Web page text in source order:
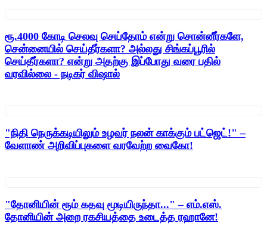
ரூ.4000 கோடி செலவு செய்தோம் என்று சொன்னீர்களே,
சென்னையில் செய்தீர்களா? அல்லது சிங்கப்பூரில்
செய்தீர்களா? என்று அதற்கு இப்போது வரை பதில்
வரவில்லை - நடிகர் விஷால்
"நிதி நெருக்கடியிலும் உழவர் நலன் காக்கும் பட்ஜெட்!" –
வேளாண் அறிவிப்புகளை வரவேற்ற வைகோ!
"தோனியின் ரூம் கதவு மூடியிருந்தா..." – எம்.எஸ்.
தோனியின் அறை ரகசியத்தை உடைத்த ரஹானே!